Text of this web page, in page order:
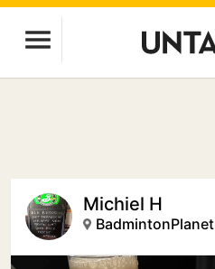
Michiel H
BadmintonPlanet